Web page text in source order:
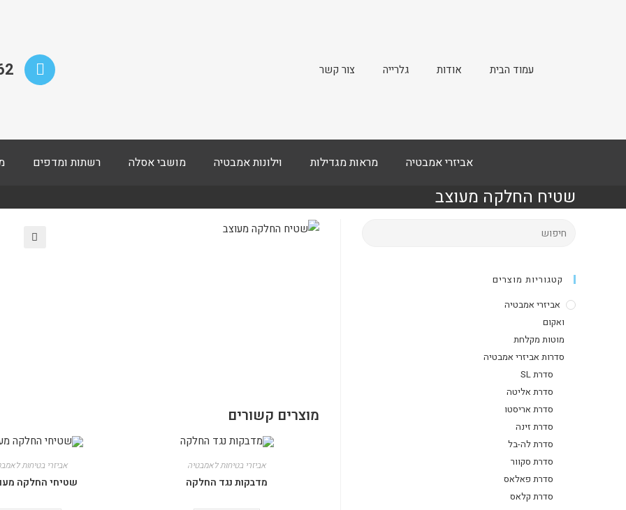
עמוד הבית אודות גלרייה צור קשר
אביזרי אמבטיה מראות מגדילות וילונות אמבטיה מושבי אסלה רשתות ומדפים
שטיח החלקה מעוצב
מוצרים קשורים
אביזרי בטיחות לאמבטיה
מדבקות נגד החלקה
אביזרי בטיחות
שטיחי החלקה
קטגוריות מוצרים
אביזרי אמבטיה
ואקום
מוטות מקלחת
סדרות אביזרי אמבטיה
סדרת SL
סדרת אליטה
סדרת אריסטו
סדרת זינה
סדרת לה-בל
סדרת סקוור
סדרת פאלאס
סדרת קלאס